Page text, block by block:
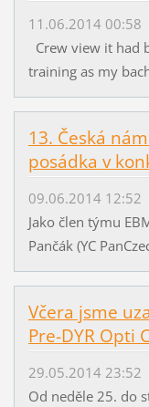
11.06.2014 00:58
Crew view it had
training as my
13. Česká
posádka v
09.06.2014 12:52
Jako člen týmu
Pančák (YC
Včera jsme
Pre-DYR Opti
29.05.2014 23:52
Od neděle 25. do